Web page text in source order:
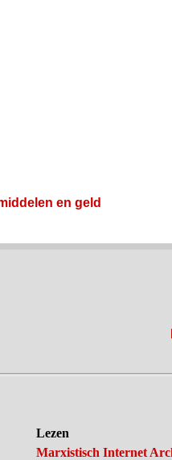
en geld
Lezen
Marxistisch Internet